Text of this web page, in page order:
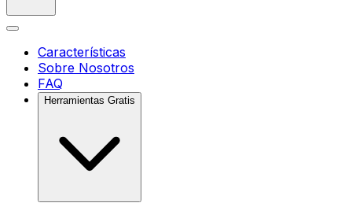
Características
Sobre Nosotros
FAQ
Herramientas Gratis